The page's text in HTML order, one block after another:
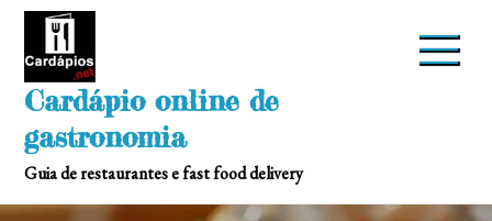
Skip
Cardápio online de
gastronomia
Guia de restaurantes e fast food delivery